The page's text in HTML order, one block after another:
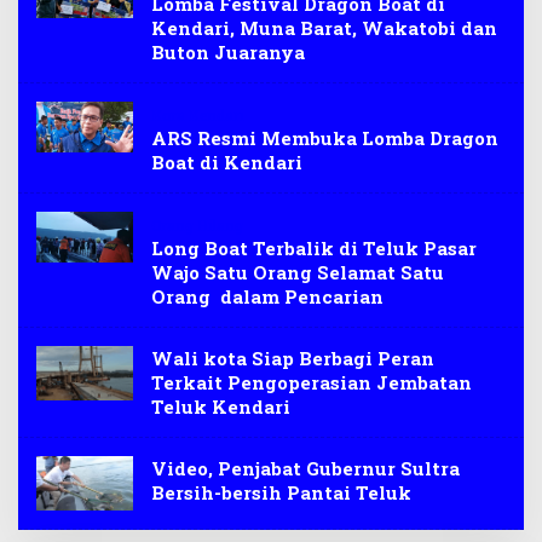
Kendari, Muna Barat, Wakatobi dan
Buton Juaranya
ARS Resmi Membuka Lomba Dragon
Boat di Kendari
Long Boat Terbalik di Teluk Pasar
Wajo Satu Orang Selamat Satu
Orang dalam Pencarian
Wali kota Siap Berbagi Peran
Terkait Pengoperasian Jembatan
Teluk Kendari
Video, Penjabat Gubernur Sultra
Bersih-bersih Pantai Teluk